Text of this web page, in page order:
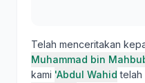
Telah menceritakan
Muhammad bin
kami 'Abdul Wahid telah